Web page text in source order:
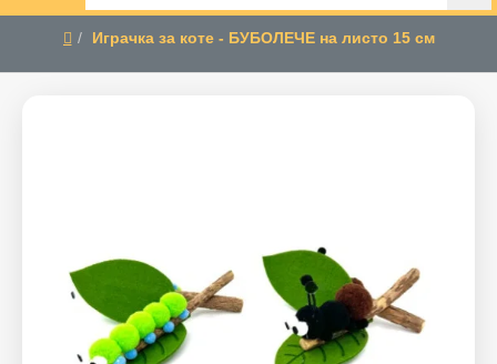
продукти
Играчка за коте - БУБОЛЕЧЕ на листо 15 см